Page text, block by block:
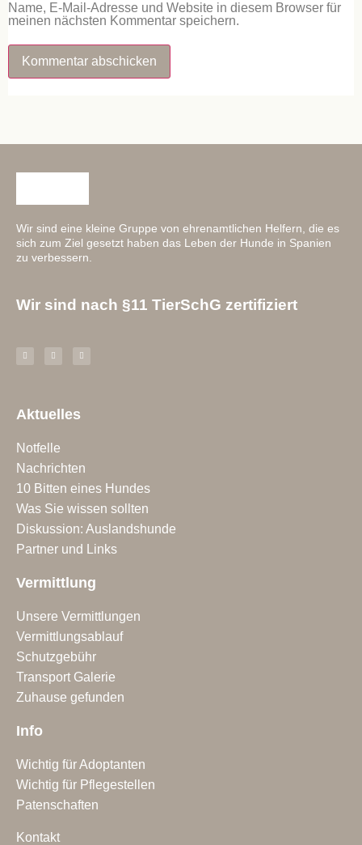
Name, E-Mail-Adresse und Website in diesem Browser für
meinen nächsten Kommentar speichern.
Wir sind eine kleine Gruppe von ehrenamtlichen Helfern, die es
sich zum Ziel gesetzt haben das Leben der Hunde in Spanien
zu verbessern.
Wir sind nach §11 TierSchG zertifiziert
Aktuelles
Notfelle
Nachrichten
10 Bitten eines Hundes
Was Sie wissen sollten
Diskussion: Auslandshunde
Partner und Links
Vermittlung
Unsere Vermittlungen
Vermittlungsablauf
Schutzgebühr
Transport Galerie
Zuhause gefunden
Info
Wichtig für Adoptanten
Wichtig für Pflegestellen
Patenschaften
Kontakt